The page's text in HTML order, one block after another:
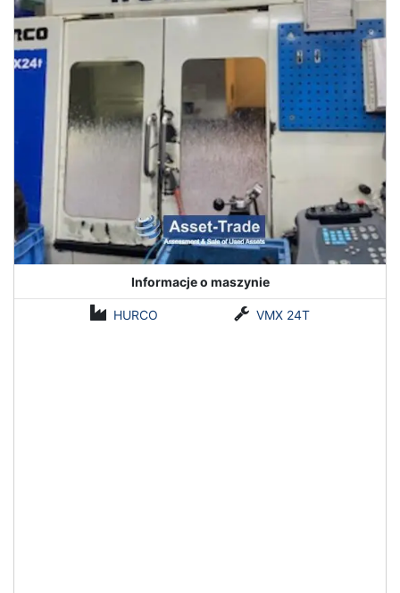
Informacje o maszynie
HURCO VMX 24T